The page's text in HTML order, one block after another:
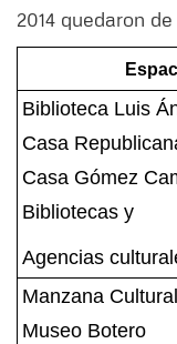
2014 quedaron
Biblioteca Luis
Casa
Casa Gómez
Bibliotecas y
Agencias
Manzana Cultural
Museo Botero